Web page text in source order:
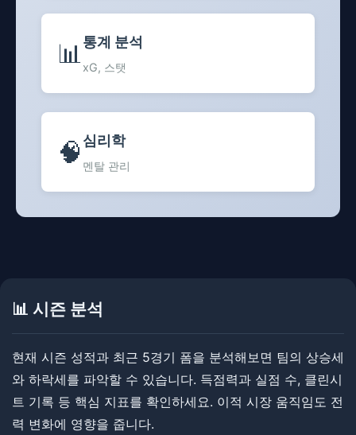
📊 통계 분석
xG, 스탯
🧠 심리학
멘탈 관리
📊 시즌 분석
현재 시즌 성적과 최근 5경기 폼을 분석해보면 팀의 상승세
와 하락세를 파악할 수 있습니다. 득점력과 실점 수, 클린시
트 기록 등 핵심 지표를 확인하세요. ​이적 시장 움직임도 전
력 변화에 영향을 줍니다.